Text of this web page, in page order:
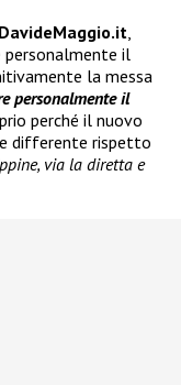
DavideMaggio.it
personalmente il
la messa
personalmente il
perché il nuovo
differente rispetto
via la diretta e